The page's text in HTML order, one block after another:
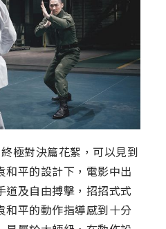
對決篇花絮，可以見到
和平的設計下，電影中出
道及自由搏擊，招招式式
和平的動作指導感到十分